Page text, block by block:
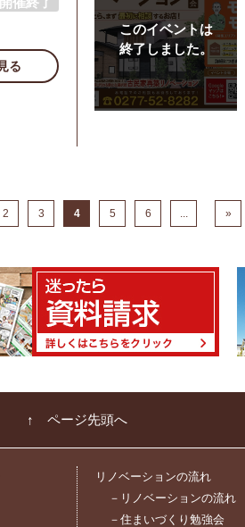
る
このイベントは
終了しました。
2 3 4 5 6 ... »
↑ ページ先頭へ
リノベーションの流れ
－リノベーションの流れ
－住まいづくり勉強会